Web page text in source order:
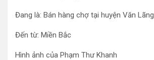
Đang là: Bán hàng chợ tại huyện Văn Lãng
Đến từ: Miền Bắc
Hình ảnh của Phạm Thư Khanh